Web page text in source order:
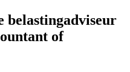
belastingadviseur
of